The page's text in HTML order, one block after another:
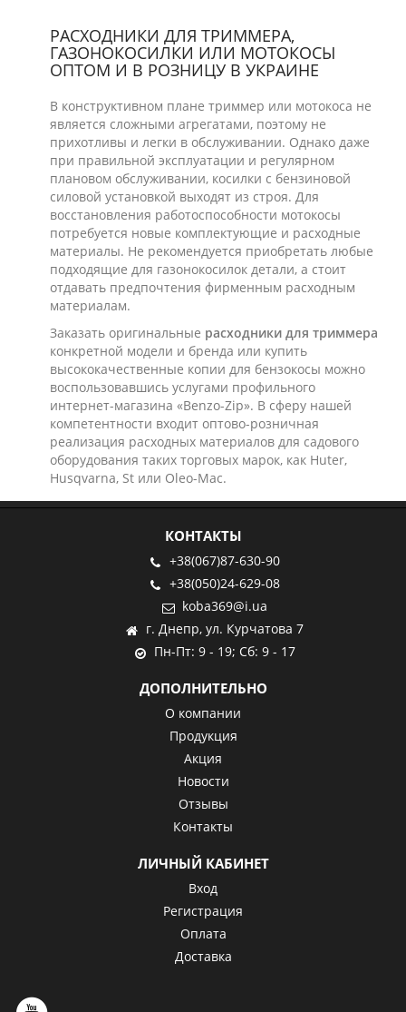
РАСХОДНИКИ ДЛЯ ТРИММЕРА,
ГАЗОНОКОСИЛКИ ИЛИ МОТОКОСЫ
ОПТОМ И В РОЗНИЦУ В УКРАИНЕ
В конструктивном плане триммер или мотокоса не
является сложными агрегатами, поэтому не
прихотливы и легки в обслуживании. Однако даже
при правильной эксплуатации и регулярном
плановом обслуживании, косилки с бензиновой
силовой установкой выходят из строя. Для
восстановления работоспособности мотокосы
потребуется новые комплектующие и расходные
материалы. Не рекомендуется приобретать любые
подходящие для газонокосилок детали, а стоит
отдавать предпочтения фирменным расходным
материалам.
Заказать оригинальные расходники для триммера
конкретной модели и бренда или купить
высококачественные копии для бензокосы можно
воспользовавшись услугами профильного
интернет-магазина «Benzo-Zip». В сферу нашей
компетентности входит оптово-розничная
реализация расходных материалов для садового
оборудования таких торговых марок, как Huter,
Husqvarna, St или Oleo-Mac.
КОНТАКТЫ
+38(067)87-630-90
+38(050)24-629-08
koba369@i.ua
г. Днепр, ул. Курчатова 7
Пн-Пт: 9 - 19; Сб: 9 - 17
ДОПОЛНИТЕЛЬНО
О компании
Продукция
Акция
Новости
Отзывы
Контакты
ЛИЧНЫЙ КАБИНЕТ
Вход
Регистрация
Оплата
Доставка